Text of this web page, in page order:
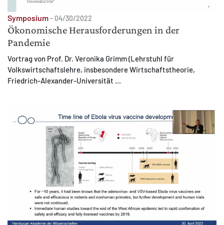
Symposium- 04/30/2022
Ökonomische Herausforderungen in der
Pandemie
Vortrag von Prof. Dr. Veronika Grimm (Lehrstuhl für
Volkswirtschaftslehre, insbesondere Wirtschaftstheorie,
Friedrich-Alexander-Universität ...